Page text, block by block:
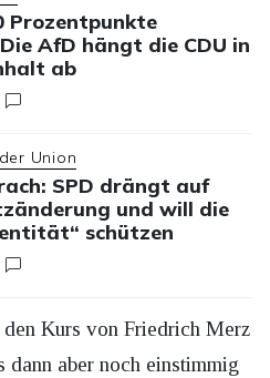
Prozentpunkte
AfD hängt die CDU in
ab
Union
SPD drängt auf
und will die
schützen
Kurs von Friedrich Merz
dann aber noch einstimmig